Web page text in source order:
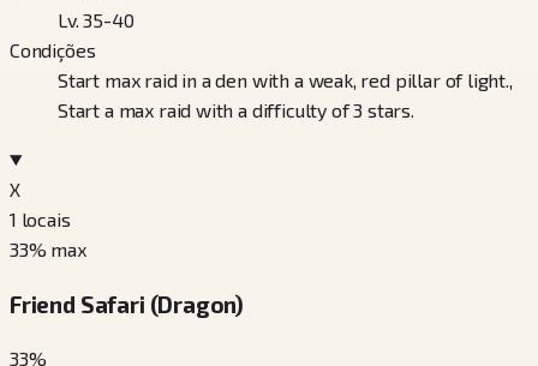
Lv. 35-40
Condições
Start max raid in a den with a weak, red pillar of light.,
Start a max raid with a difficulty of 3 stars.
X
1 locais
33% max
Friend Safari (Dragon)
33%